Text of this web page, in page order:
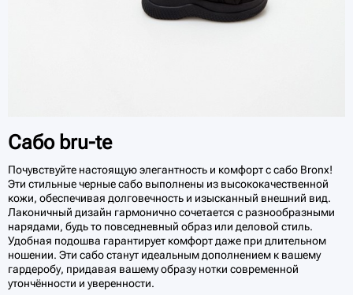
Сабо bru-te
Почувствуйте настоящую элегантность и комфорт с сабо Bronx!
Эти стильные черные сабо выполнены из высококачественной
кожи, обеспечивая долговечность и изысканный внешний вид.
Лаконичный дизайн гармонично сочетается с разнообразными
нарядами, будь то повседневный образ или деловой стиль.
Удобная подошва гарантирует комфорт даже при длительном
ношении. Эти сабо станут идеальным дополнением к вашему
гардеробу, придавая вашему образу нотки современной
утончённости и уверенности.